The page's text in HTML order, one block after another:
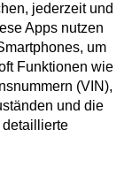
jederzeit und
Apps nutzen
um
Funktionen wie
(VIN),
und die
detaillierte